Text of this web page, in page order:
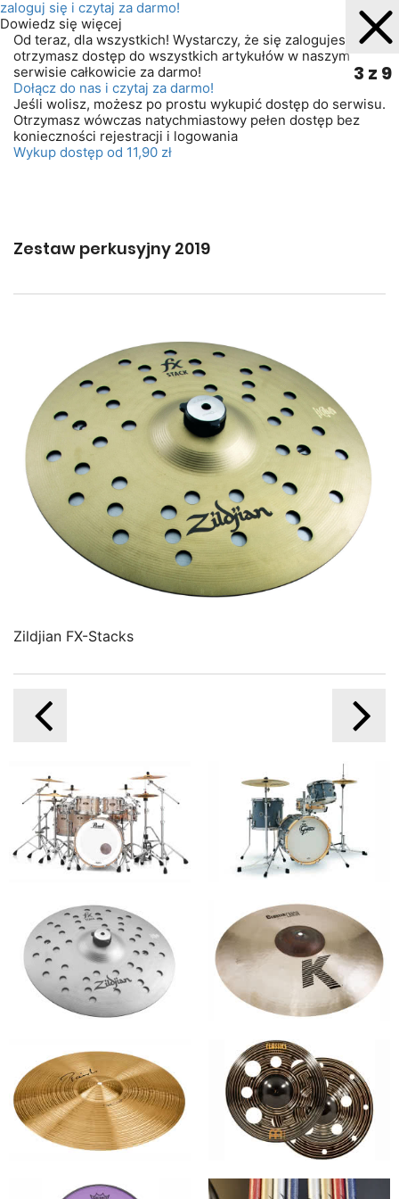
zaloguj się i czytaj za darmo!
Dowiedz się więcej
Od teraz, dla wszystkich! Wystarczy, że się zalogujesz. A
otrzymasz dostęp do wszystkich artykułów w naszym
serwisie całkowicie za darmo!
Dołącz do nas i czytaj za darmo!
Jeśli wolisz, możesz po prostu wykupić dostęp do serwisu.
Otrzymasz wówczas natychmiastowy pełen dostęp bez
konieczności rejestracji i logowania
Wykup dostęp od 11,90 zł
3 z 9
Zestaw perkusyjny 2019
Zildjian FX-Stacks